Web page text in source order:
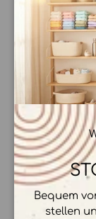
VORTEILE
MATERIAL
Bequem
stellen